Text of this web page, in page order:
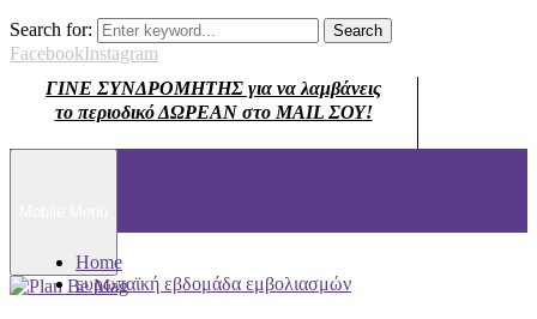
Search for: Search
FacebookInstagram
ΓΙΝΕ ΣΥΝΔΡΟΜΗΤΗΣ για να λαμβάνεις
το περιοδικό ΔΩΡΕΑΝ στο MAIL ΣΟΥ!
Home
ευρωπαϊκή εβδομάδα εμβολιασμών